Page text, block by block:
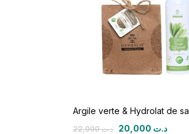
Argile verte & Hydrolat de
د.ت22,000 د.ت